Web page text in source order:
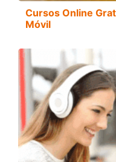
Cursos Online
Móvil